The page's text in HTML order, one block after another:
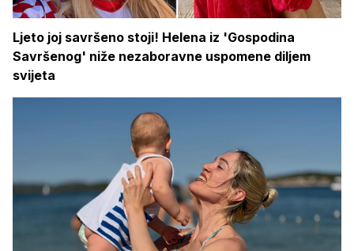
Ljeto joj savršeno stoji! Helena iz 'Gospodina
Savršenog' niže nezaboravne uspomene diljem
svijeta